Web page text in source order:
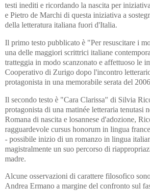
testi inediti e ricordando la nascita per
e Pietro de Marchi di questa iniziativa a
della letteratura italiana fuori d'Italia.
Il primo testo pubblicato è "Per resuscitare i
una delle maggiori scrittrici italiane
tratteggia in modo scanzonato e affettuoso le
Cooperativo di Zurigo dopo l'incontro
protagonista in una memorabile serata del
Il secondo testo è "Cara Clarissa" di Silvia
protagonista di una matinée letteraria tenutasi
Romana di nascita e losannese d'adozione,
ragguardevole cursus honorum in lingua
- possibile inizio di un romanzo in lingua
magistralmente un suo percorso di
madre.
Alcune osservazioni di carattere filosofico
Andrea Ermano a margine del confronto sul